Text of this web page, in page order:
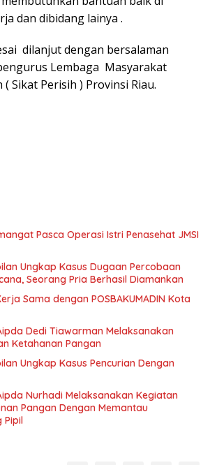
dan dibidang lainya .
dilanjut dengan bersalaman
Lembaga Masyarakat
( Sikat Perisih ) Provinsi Riau.
Pasca Operasi Istri Penasehat JMSI
Ungkap Kasus Dugaan Percobaan
Seorang Pria Berhasil Diamankan
Sama dengan POSBAKUMADIN Kota
Dedi Tiawarman Melaksanakan
Ketahanan Pangan
Ungkap Kasus Pencurian Dengan
Nurhadi Melaksanakan Kegiatan
Pangan Dengan Memantau
Pipil